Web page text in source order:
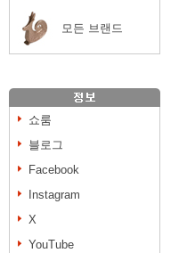
모든 브랜드
쇼룸
블로그
Facebook
Instagram
X
YouTube